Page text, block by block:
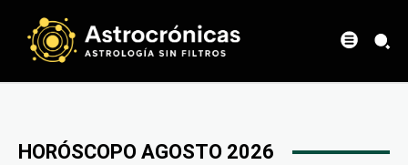
HORÓSCOPO AGOSTO 2026